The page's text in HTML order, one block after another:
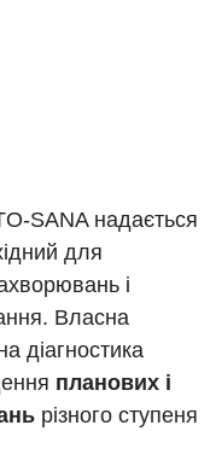
SANA надається
для
і
Власна
діагностика
планових і
різного ступеня